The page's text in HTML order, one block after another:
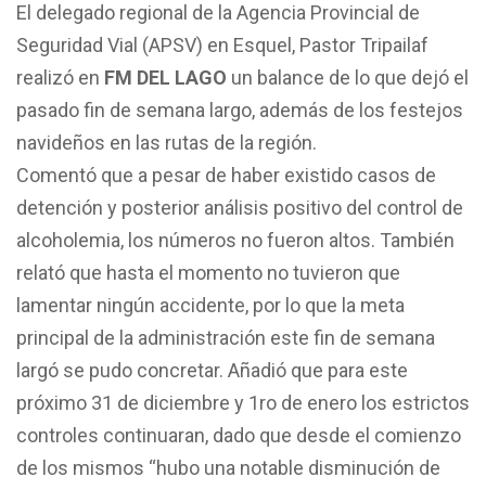
El delegado regional de la Agencia Provincial de
Seguridad Vial (APSV) en Esquel, Pastor Tripailaf
realizó en FM DEL LAGO un balance de lo que dejó el
pasado fin de semana largo, además de los festejos
navideños en las rutas de la región.
Comentó que a pesar de haber existido casos de
detención y posterior análisis positivo del control de
alcoholemia, los números no fueron altos. También
relató que hasta el momento no tuvieron que
lamentar ningún accidente, por lo que la meta
principal de la administración este fin de semana
largó se pudo concretar. Añadió que para este
próximo 31 de diciembre y 1ro de enero los estrictos
controles continuaran, dado que desde el comienzo
de los mismos “hubo una notable disminución de